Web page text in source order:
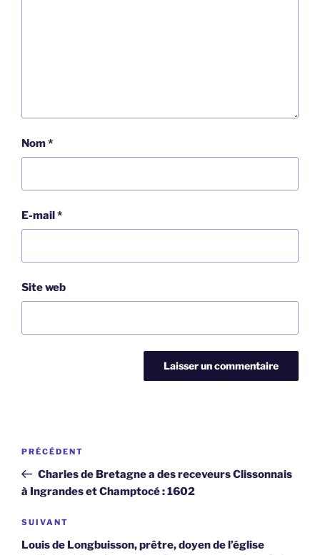
Nom*
E-mail*
Site web
Navigation
l’article
Article
précédent
PRÉCÉDENT
Charles de Bretagne a des receveurs Clissonnais
à Ingrandes et Champtocé : 1602
Article
suivant
SUIVANT
Louis de Longbuisson, prêtre, doyen de l’église